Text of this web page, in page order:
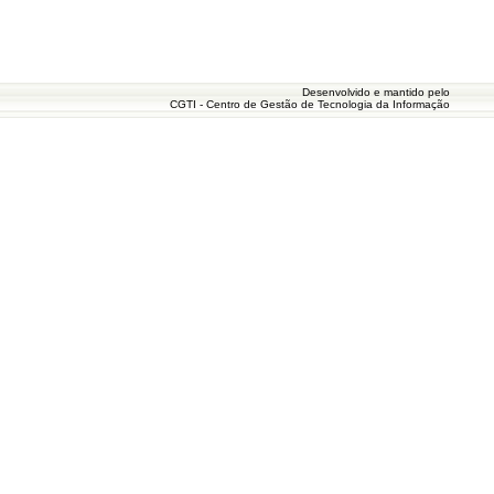
Desenvolvido e mantido pelo
CGTI - Centro de Gestão de Tecnologia da Informação